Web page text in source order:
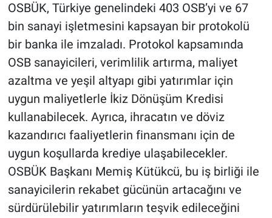
OSBÜK, Türkiye genelindeki 403 OSB’yi ve 67
bin sanayi işletmesini kapsayan bir protokolü
bir banka ile imzaladı. Protokol kapsamında
OSB sanayicileri, verimlilik artırma, maliyet
azaltma ve yeşil altyapı gibi yatırımlar için
uygun maliyetlerle İkiz Dönüşüm Kredisi
kullanabilecek. Ayrıca, ihracatın ve döviz
kazandırıcı faaliyetlerin finansmanı için de
uygun koşullarda krediye ulaşabilecekler.
OSBÜK Başkanı Memiş Kütükcü, bu iş birliği ile
sanayicilerin rekabet gücünün artacağını ve
sürdürülebilir yatırımların teşvik edileceğini